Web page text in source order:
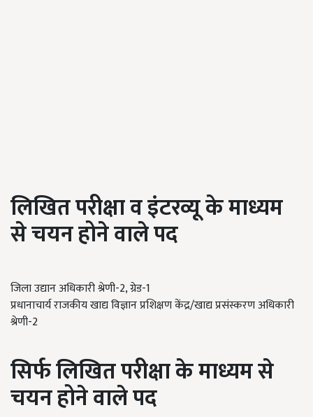
लिखित परीक्षा वइंटरव्यू के माध्यम
से चयनहोनेवाले पद
जिला उद्यान अधिकारी श्रेणी-2, ग्रेड-1
प्रधानाचार्य राजकीय खाद्य विज्ञान प्रशिक्षण केंद्र/खाद्य प्रसंस्करण अधिकारी
श्रेणी-2
सिर्फ लिखित परीक्षाके माध्यमसे
चयनहोनेवाले पद